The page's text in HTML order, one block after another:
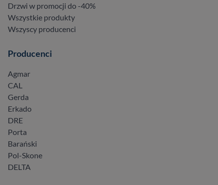
Drzwi w promocji do -40%
Wszystkie produkty
Wszyscy producenci
Producenci
Agmar
CAL
Gerda
Erkado
DRE
Porta
Barański
Pol-Skone
DELTA